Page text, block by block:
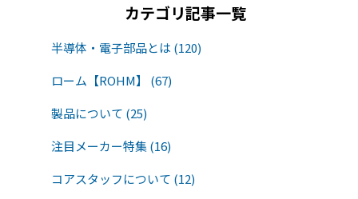
カテゴリ記事一覧
半導体・電子部品とは (120)
ローム【ROHM】 (67)
製品について (25)
注目メーカー特集 (16)
コアスタッフについて (12)